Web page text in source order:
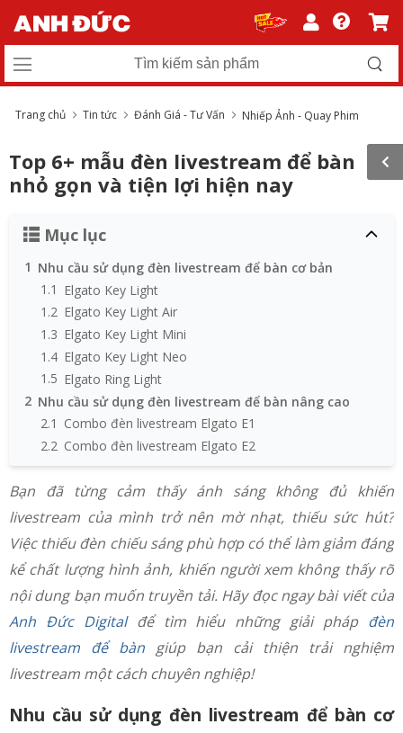
Trang chủ Tin tức Đánh Giá - Tư Vấn Nhiếp Ảnh - Quay Phim
Top 6+ mẫu đèn livestream để bàn
nhỏ gọn và tiện lợi hiện nay
Mục lục
1 Nhu cầu sử dụng đèn livestream để bàn cơ bản
1.1 Elgato Key Light
1.2 Elgato Key Light Air
1.3 Elgato Key Light Mini
1.4 Elgato Key Light Neo
1.5 Elgato Ring Light
2 Nhu cầu sử dụng đèn livestream để bàn nâng cao
2.1 Combo đèn livestream Elgato E1
2.2 Combo đèn livestream Elgato E2
Bạn đã từng cảm thấy ánh sáng không đủ khiến
livestream của mình trở nên mờ nhạt, thiếu sức hút?
Việc thiếu đèn chiếu sáng phù hợp có thể làm giảm đáng
kể chất lượng hình ảnh, khiến người xem không thấy rõ
nội dung bạn muốn truyền tải. Hãy đọc ngay bài viết của
Anh Đức Digitalđể tìm hiểu những giải pháp đèn
livestream để bàn giúp bạn cải thiện trải nghiệm
livestream một cách chuyên nghiệp!
Nhu cầu sử dụng đèn livestream để bàn cơ